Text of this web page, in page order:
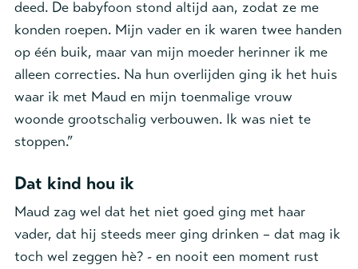
deed. De babyfoon stond altijd aan, zodat ze me
konden roepen. Mijn vader en ik waren twee handen
op één buik, maar van mijn moeder herinner ik me
alleen correcties. Na hun overlijden ging ik het huis
waar ik met Maud en mijn toenmalige vrouw
woonde grootschalig verbouwen. Ik was niet te
stoppen.”
Dat kind hou ik
Maud zag wel dat het niet goed ging met haar
vader, dat hij steeds meer ging drinken – dat mag ik
toch wel zeggen hè? - en nooit een moment rust